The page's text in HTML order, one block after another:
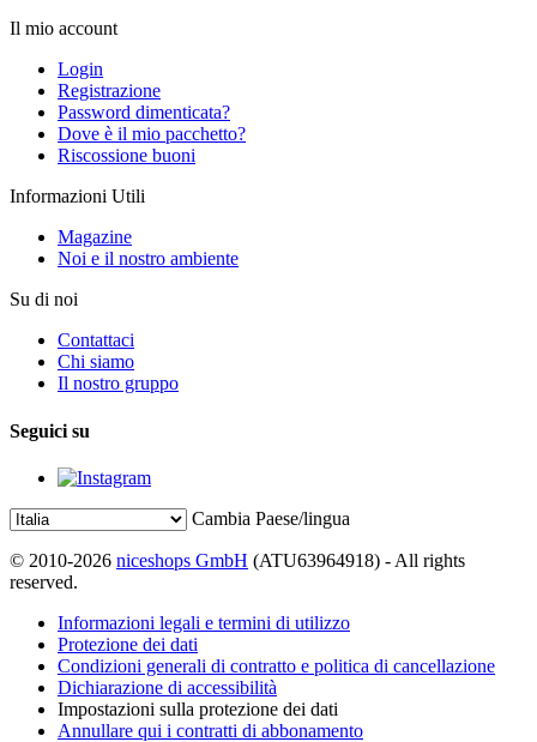
Il mio account
Login
Registrazione
Password dimenticata?
Dove è il mio pacchetto?
Riscossione buoni
Informazioni Utili
Magazine
Noi e il nostro ambiente
Su di noi
Contattaci
Chi siamo
Il nostro gruppo
Seguici su
Cambia Paese/lingua
© 2010-2026 niceshops GmbH (ATU63964918) - All rights
reserved.
Informazioni legali e termini di utilizzo
Protezione dei dati
Condizioni generali di contratto e politica di cancellazione
Dichiarazione di accessibilità
Impostazioni sulla protezione dei dati
Annullare qui i contratti di abbonamento